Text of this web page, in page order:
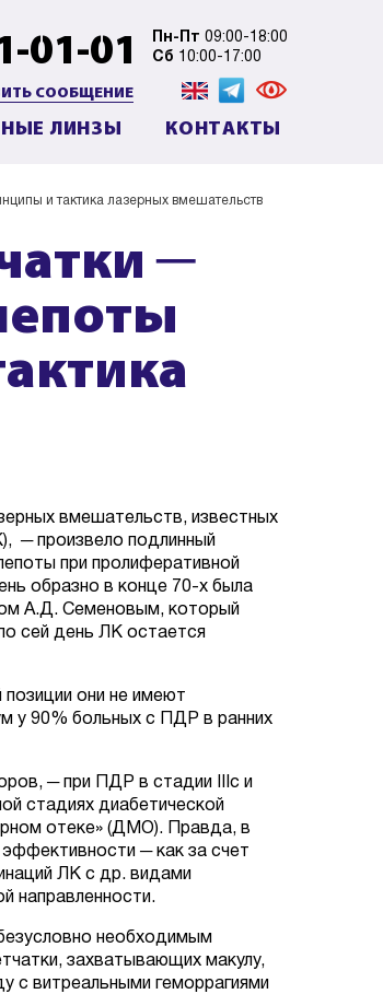
01-01 Пн-Пт 09:00-18:00
Сб 10:00-17:00
СООБЩЕНИЕ
ЛИНЗЫ КОНТАКТЫ
и тактика лазерных вмешательств
─
вмешательств, известных
─ произвело подлинный
при пролиферативной
образно в конце 70-х была
А.Д. Семеновым, который
сей день ЛК остается
они не имеют
у 90% больных с ПДР в ранних
─ при ПДР в стадии IIIс и
стадиях диабетической
отеке» (ДМО). Правда, в
─ как за счет
ЛК с др. видами
направленности.
необходимым
захватывающих макулу,
с витреальными геморрагиями